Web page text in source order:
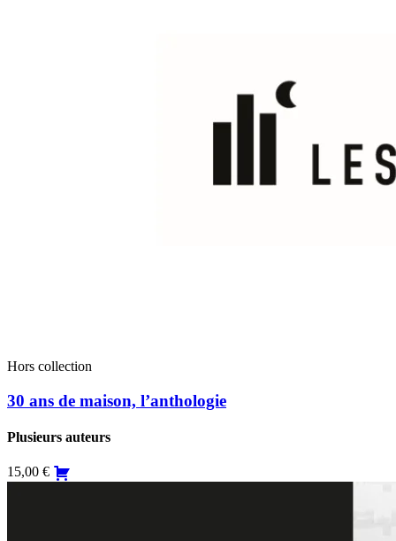
Hors collection
30 ans de maison, l’anthologie
Plusieurs auteurs
15,00 €